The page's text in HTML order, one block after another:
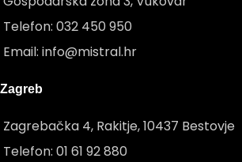
Telefon: 032 450 950
Email: info@mistral.hr
Zagreb
Zagrebačka 4, Rakitje, 10437 Bestovje
Telefon: 01 61 92 880